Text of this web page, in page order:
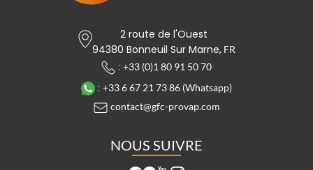
2 route de l'Ouest
94380 Bonneuil Sur Marne,FR
: +33 (0)1 80 91 50 70
: +33 6 67 21 73 86 (Whatsapp)
contact@gfc-provap.com
NOUS SUIVRE